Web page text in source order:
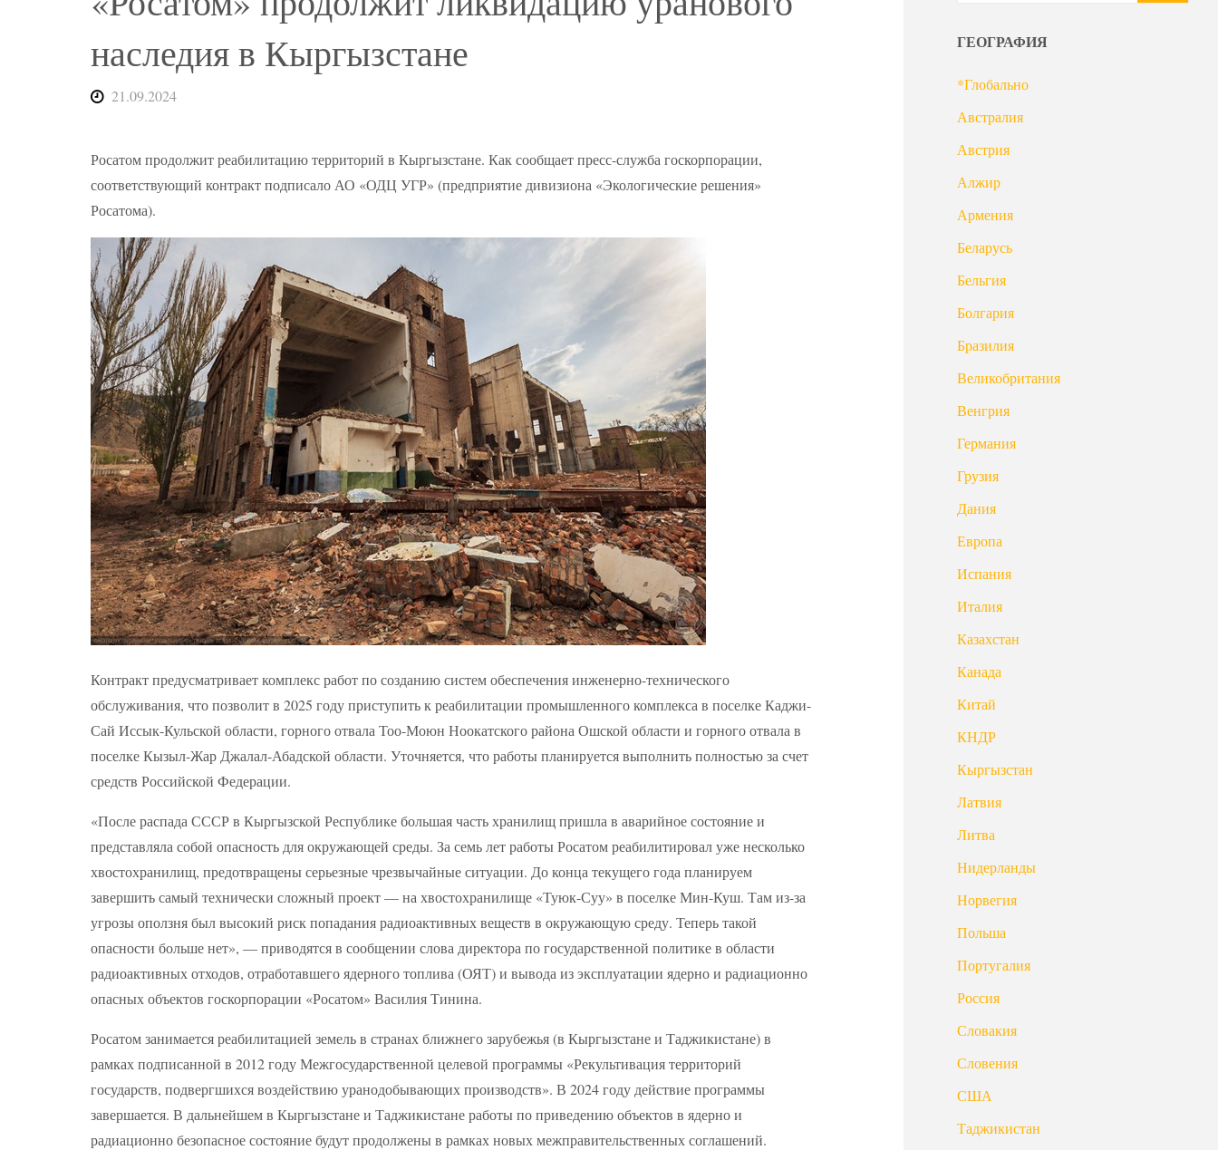
наследия в Кыргызстане
21.09.2024
Росатом продолжит реабилитацию территорий в Кыргызстане. Как сообщает пресс-служба госкорпорации,
соответствующий контракт подписало АО «ОДЦ УГР» (предприятие дивизиона «Экологические решения»
Росатома).
Контракт предусматривает комплекс работ по созданию систем обеспечения инженерно-технического
обслуживания, что позволит в 2025 году приступить к реабилитации промышленного комплекса в поселке Каджи-
Сай Иссык-Кульской области, горного отвала Тоо-Моюн Ноокатского района Ошской области и горного отвала в
поселке Кызыл-Жар Джалал-Абадской области. Уточняется, что работы планируется выполнить полностью за счет
средств Российской Федерации.
«После распада СССР в Кыргызской Республике большая часть хранилищ пришла в аварийное состояние и
представляла собой опасность для окружающей среды. За семь лет работы Росатом реабилитировал уже несколько
хвостохранилищ, предотвращены серьезные чрезвычайные ситуации. До конца текущего года планируем
завершить самый технически сложный проект — на хвостохранилище «Туюк-Суу» в поселке Мин-Куш. Там из-за
угрозы оползня был высокий риск попадания радиоактивных веществ в окружающую среду. Теперь такой
опасности больше нет», — приводятся в сообщении слова директора по государственной политике в области
радиоактивных отходов, отработавшего ядерного топлива (ОЯТ) и вывода из эксплуатации ядерно и радиационно
опасных объектов госкорпорации «Росатом» Василия Тинина.
Росатом занимается реабилитацией земель в странах ближнего зарубежья (в Кыргызстане и Таджикистане) в
рамках подписанной в 2012 году Межгосударственной целевой программы «Рекультивация территорий
государств, подвергшихся воздействию уранодобывающих производств». В 2024 году действие программы
завершается. В дальнейшем в Кыргызстане и Таджикистане работы по приведению объектов в ядерно и
радиационно безопасное состояние будут продолжены в рамках новых межправительственных соглашений.
ГЕОГРАФИЯ
*Глобально
Австралия
Австрия
Алжир
Армения
Беларусь
Бельгия
Болгария
Бразилия
Великобритания
Венгрия
Германия
Грузия
Дания
Европа
Испания
Италия
Казахстан
Канада
Китай
КНДР
Кыргызстан
Латвия
Литва
Нидерланды
Норвегия
Польша
Португалия
Россия
Словакия
Словения
США
Таджикистан